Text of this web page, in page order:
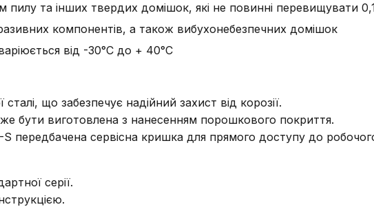
та інших твердих домішок, які не повинні перевищувати
компонентів, а також вибухонебезпечних домішок
від -30°С до + 40°С
що забезпечує надійний захист від корозії.
бути виготовлена з нанесенням порошкового покриття.
S передбачена сервісна кришка для прямого доступу до
серії.